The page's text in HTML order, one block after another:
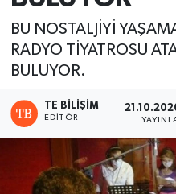
BU NOSTALJİYİ
RADYO TİYATROSU
BULUYOR.
TE BILIŞIM
EDITÖR
Son Dakika
Haber Arşivi